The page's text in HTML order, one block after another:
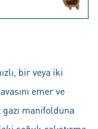
bir veya iki
emer ve
manifolduna